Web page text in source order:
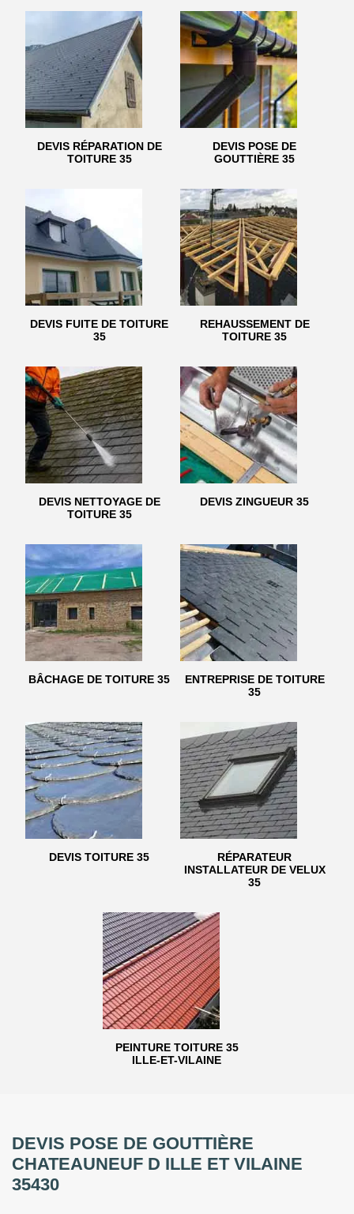
DEVIS RÉPARATION DE
TOITURE 35
DEVIS POSE DE
GOUTTIÈRE 35
DEVIS FUITE DE TOITURE
35
REHAUSSEMENT DE
TOITURE 35
DEVIS NETTOYAGE DE
TOITURE 35
DEVIS ZINGUEUR 35
BÂCHAGE DE TOITURE 35
ENTREPRISE DE TOITURE
35
DEVIS TOITURE 35
RÉPARATEUR
INSTALLATEUR DE VELUX
35
PEINTURE TOITURE 35
ILLE-ET-VILAINE
DEVIS POSE DE GOUTTIÈRE
CHATEAUNEUF D ILLE ET VILAINE
35430